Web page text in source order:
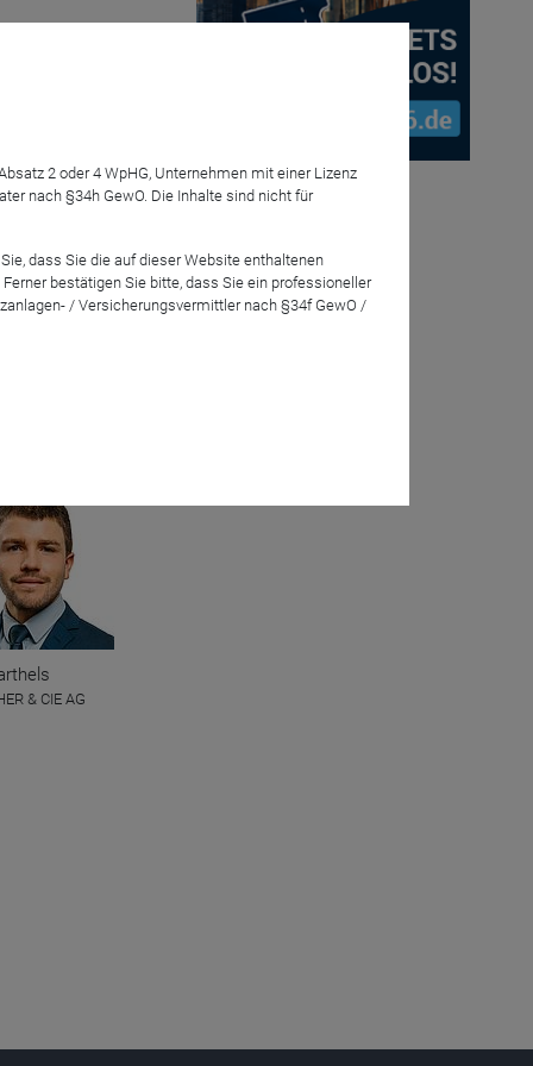
und
Anlagen
& CIE AG
2 oder 4 WpHG, Unternehmen mit einer Lizenz
nach §34h GewO. Die Inhalte sind nicht für
dass Sie die auf dieser Website enthaltenen
bestätigen Sie bitte, dass Sie ein professioneller
/ Versicherungsvermittler nach §34f GewO /